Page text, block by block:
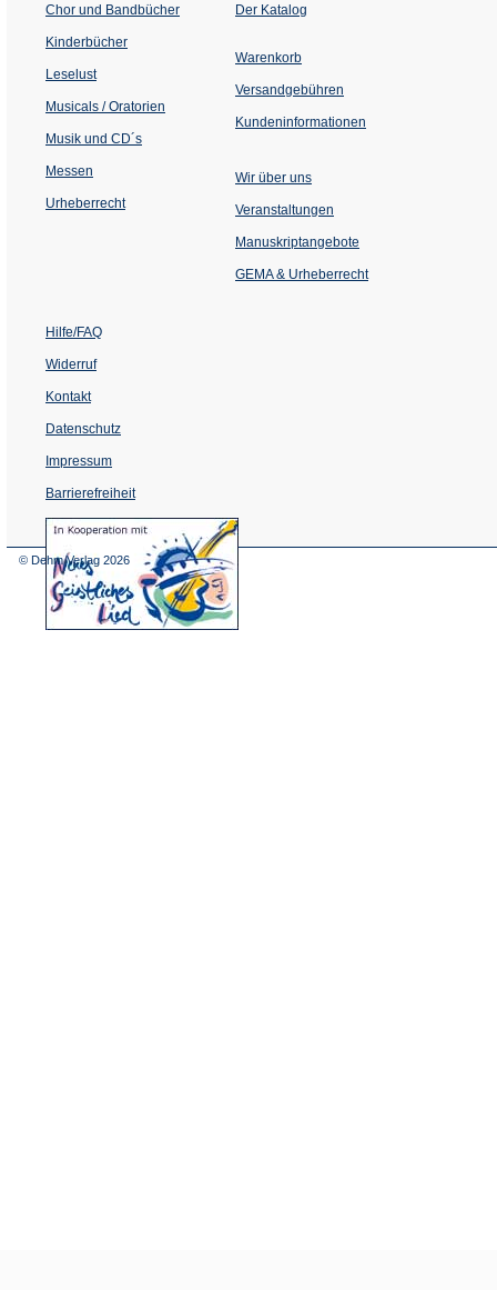
Chor und Bandbücher
Kinderbücher
Leselust
Musicals / Oratorien
Musik und CD´s
Messen
Urheberrecht
Der Katalog
Warenkorb
Versandgebühren
Kundeninformationen
Wir über uns
Veranstaltungen
einem
Tab)
Manuskriptangebote
GEMA & Urheberrecht
Hilfe/FAQ
Widerruf
Kontakt
Datenschutz
Impressum
Barrierefreiheit
(Öffnet
in
© Dehm Verlag 2026